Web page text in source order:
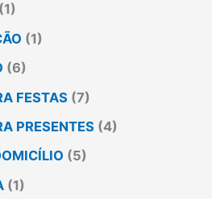
(1)
(1)
(6)
FESTAS (7)
PRESENTES (4)
(5)
(1)